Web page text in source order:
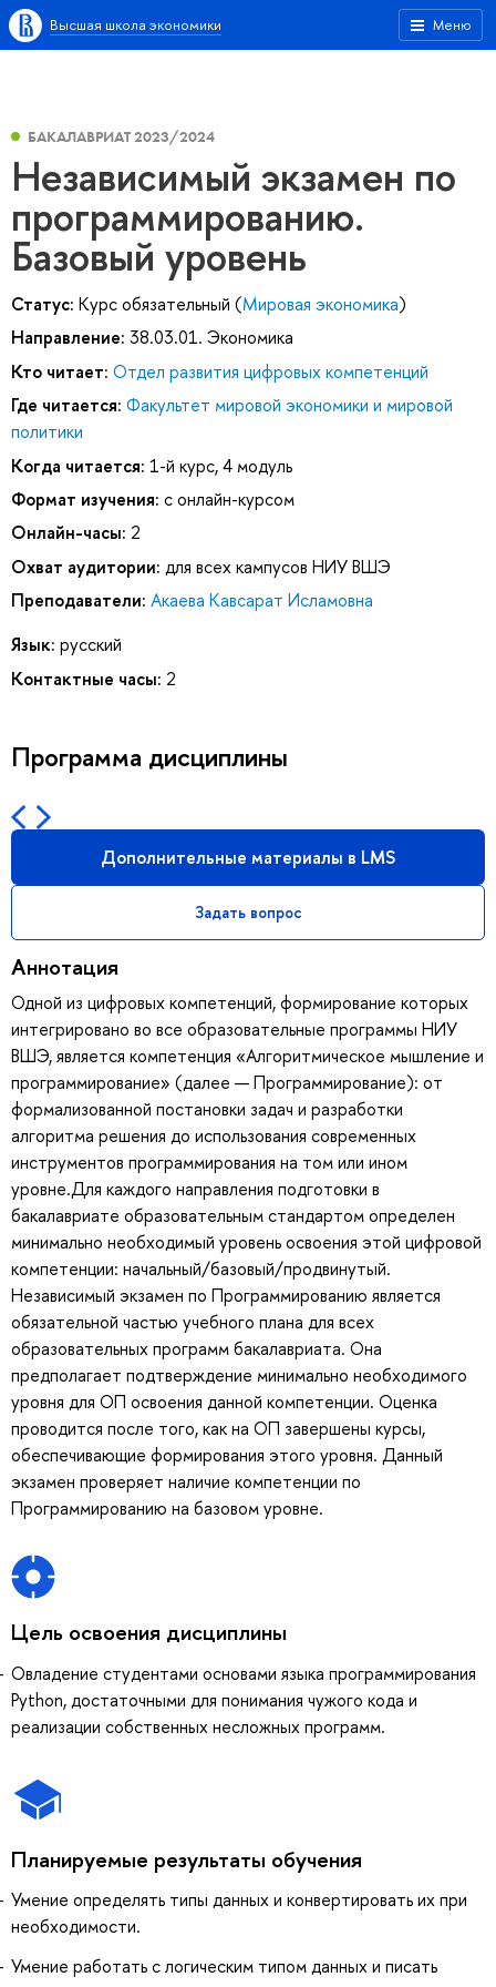
Меню
Высшая школа экономики
БАКАЛАВРИАТ 2023/2024
Независимый экзамен по
программированию.
Базовый уровень
Статус: Курс обязательный (Мировая экономика)
Направление: 38.03.01. Экономика
Кто читает: Отдел развития цифровых компетенций
Где читается: Факультет мировой экономики и мировой
политики
Когда читается: 1-й курс, 4 модуль
Формат изучения: с онлайн-курсом
Онлайн-часы: 2
Охват аудитории: для всех кампусов НИУ ВШЭ
Преподаватели: Акаева Кавсарат Исламовна
Язык: русский
Контактные часы: 2
Программа дисциплины
Дополнительные материалы в LMS
Задать вопрос
Аннотация
Одной из цифровых компетенций, формирование которых
интегрировано во все образовательные программы НИУ
ВШЭ, является компетенция «Алгоритмическое мышление и
программирование» (далее — Программирование): от
формализованной постановки задач и разработки
алгоритма решения до использования современных
инструментов программирования на том или ином
уровне.Для каждого направления подготовки в
бакалавриате образовательным стандартом определен
минимально необходимый уровень освоения этой цифровой
компетенции: начальный/базовый/продвинутый.
Независимый экзамен по Программированию является
обязательной частью учебного плана для всех
образовательных программ бакалавриата. Она
предполагает подтверждение минимально необходимого
уровня для ОП освоения данной компетенции. Оценка
проводится после того, как на ОП завершены курсы,
обеспечивающие формирования этого уровня. Данный
экзамен проверяет наличие компетенции по
Программированию на базовом уровне.
Цель освоения дисциплины
Овладение студентами основами языка программирования
Python, достаточными для понимания чужого кода и
реализации собственных несложных программ.
Планируемые результаты обучения
Умение определять типы данных и конвертировать их при
необходимости.
Умение работать с логическим типом данных и писать